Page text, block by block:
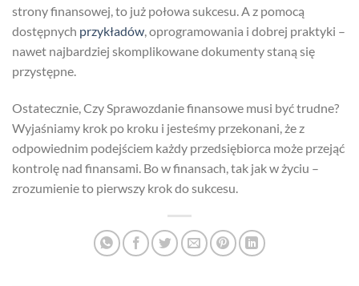
strony finansowej, to już połowa sukcesu. A z pomocą
dostępnych przykładów, oprogramowania i dobrej praktyki –
nawet najbardziej skomplikowane dokumenty staną się
przystępne.
Ostatecznie, Czy Sprawozdanie finansowe musi być trudne?
Wyjaśniamy krok po kroku i jesteśmy przekonani, że z
odpowiednim podejściem każdy przedsiębiorca może przejąć
kontrolę nad finansami. Bo w finansach, tak jak w życiu –
zrozumienie to pierwszy krok do sukcesu.